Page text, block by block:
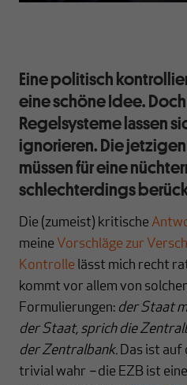
Eine politisch
eine schöne Idee.
Regelsysteme lassen
ignorieren. Die
müssen für eine
schlechterdings
Die (zumeist) kritische
meine Vorschläge zur
Kontrolle lässt mich recht
kommt vor allem von
Formulierungen: der Staat
der Staat, sprich die
der Zentralbank. Das ist auf
trivial wahr –die EZB ist